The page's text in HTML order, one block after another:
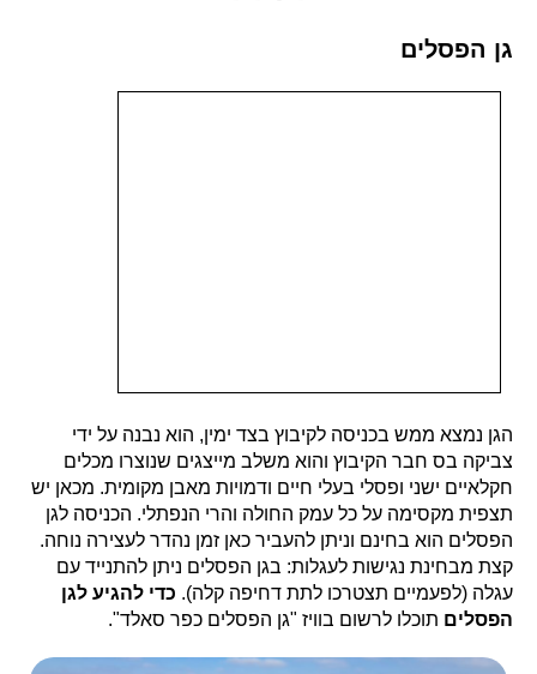
גן הפסלים
הגן נמצא ממש בכניסה לקיבוץ בצד ימין, הוא נבנה על ידי
צביקה בס חבר הקיבוץ והוא משלב מייצגים שנוצרו מכלים
חקלאיים ישני ופסלי בעלי חיים ודמויות מאבן מקומית. מכאן יש
תצפית מקסימה על כל עמק החולה והרי הנפתלי. הכניסה לגן
הפסלים הוא בחינם וניתן להעביר כאן זמן נהדר לעצירה נוחה.
קצת מבחינת נגישות לעגלות: בגן הפסלים ניתן להתנייד עם
עגלה (לפעמיים תצטרכו לתת דחיפה קלה). כדי להגיע לגן
הפסלים תוכלו לרשום בוויז "גן הפסלים כפר סאלד".